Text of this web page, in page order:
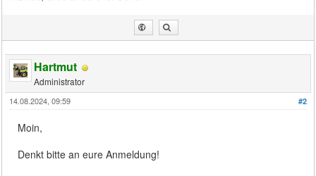
Hartmut
Administrator
#2
14.08.2024, 09:59
Moin,
Denkt bitte an eure Anmeldung!